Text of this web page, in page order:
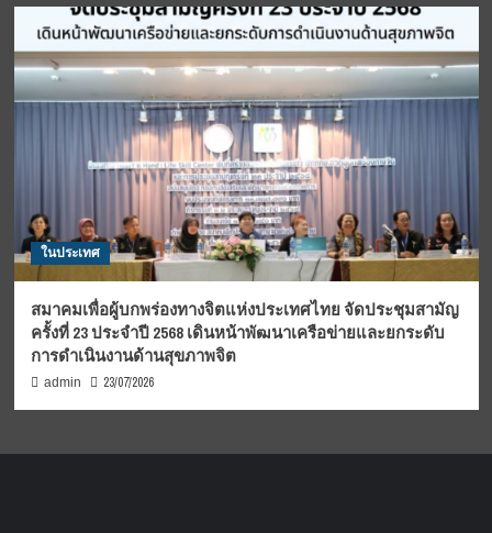
ในประเทศ
สมาคมเพื่อผู้บกพร่องทางจิตแห่งประเทศไทย จัดประชุมสามัญ
ครั้งที่ 23 ประจำปี 2568 เดินหน้าพัฒนาเครือข่ายและยกระดับ
การดำเนินงานด้านสุขภาพจิต
admin 23/07/2026